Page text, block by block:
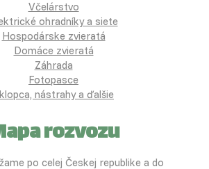
Včelárstvo
ohradníky a siete
Hospodárske zvieratá
Domáce zvieratá
Záhrada
Fotopasce
nástrahy a ďalšie
rozvozu
po celej Českej republike a do